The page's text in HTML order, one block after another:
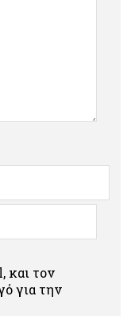
και τον
για την